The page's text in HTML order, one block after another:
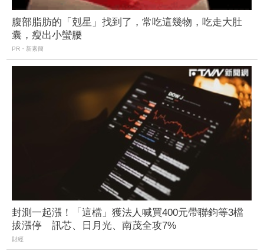
腹部脂肪的「剋星」找到了，常吃這幾物，吃走大肚
囊，瘦出小蠻腰
PR・新素簡
封測一起漲！「這檔」獲法人喊買400元帶聯鈞等3檔
拔漲停 訊芯、日月光、南茂全攻7%
財經